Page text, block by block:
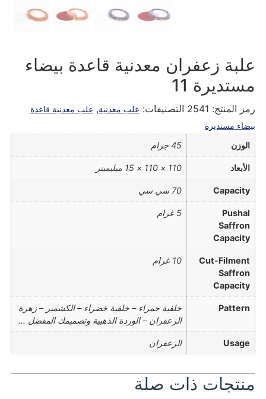
علبة زعفران معدنية قاعدة بيضاء
مستديرة 11
رمز المنتج: 2541 التصنيفات: علب معدنية, علب معدنية قاعدة
بيضاء مستديرة
الوزن
45 جرام
الأبعاد 110 × 110 × 15 ميليميتر
Capacity 70 سي سي
Pushal
Saffron
Capacity
5 غرام
Cut-Filment
Saffron
Capacity
10 غرام
Pattern
خلفية حمراء – خلفية خضراء – الكشمير – زهرة
الزعفران – الوردة الذهبية وتصميمك المفضل …
Usage الزعفران
منتجات ذات صلة